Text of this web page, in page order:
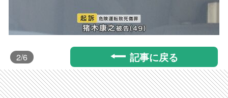
2/6 記事に戻る